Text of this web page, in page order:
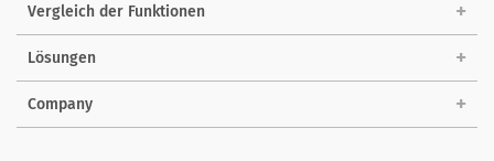
Vergleich der Funktionen
Lösungen
Company